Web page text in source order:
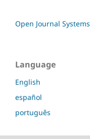
Open Journal Systems
Language
English
español
português